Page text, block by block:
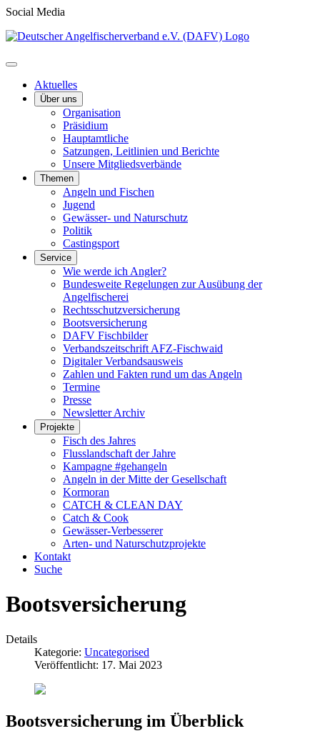
Social Media
Aktuelles
Über uns
Organisation
Präsidium
Hauptamtliche
Satzungen, Leitlinien und Berichte
Unsere Mitgliedsverbände
Themen
Angeln und Fischen
Jugend
Gewässer- und Naturschutz
Politik
Castingsport
Service
Wie werde ich Angler?
Bundesweite Regelungen zur Ausübung der
Angelfischerei
Rechtsschutzversicherung
Bootsversicherung
DAFV Fischbilder
Verbandszeitschrift AFZ-Fischwaid
Digitaler Verbandsausweis
Zahlen und Fakten rund um das Angeln
Termine
Presse
Newsletter Archiv
Projekte
Fisch des Jahres
Flusslandschaft der Jahre
Kampagne #gehangeln
Angeln in der Mitte der Gesellschaft
Kormoran
CATCH & CLEAN DAY
Catch & Cook
Gewässer-Verbesserer
Arten- und Naturschutzprojekte
Kontakt
Suche
Bootsversicherung
Details
Kategorie: Uncategorised
Veröffentlicht: 17. Mai 2023
Bootsversicherung im Überblick